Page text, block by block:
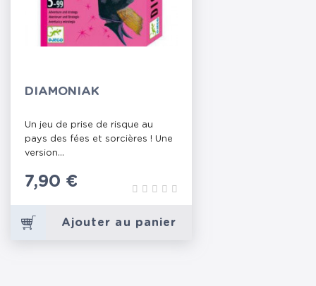
DIAMONIAK
Un jeu de prise de risque au
pays des fées et sorcières ! Une
version...
Prix
7,90 €
Ajouter au panier